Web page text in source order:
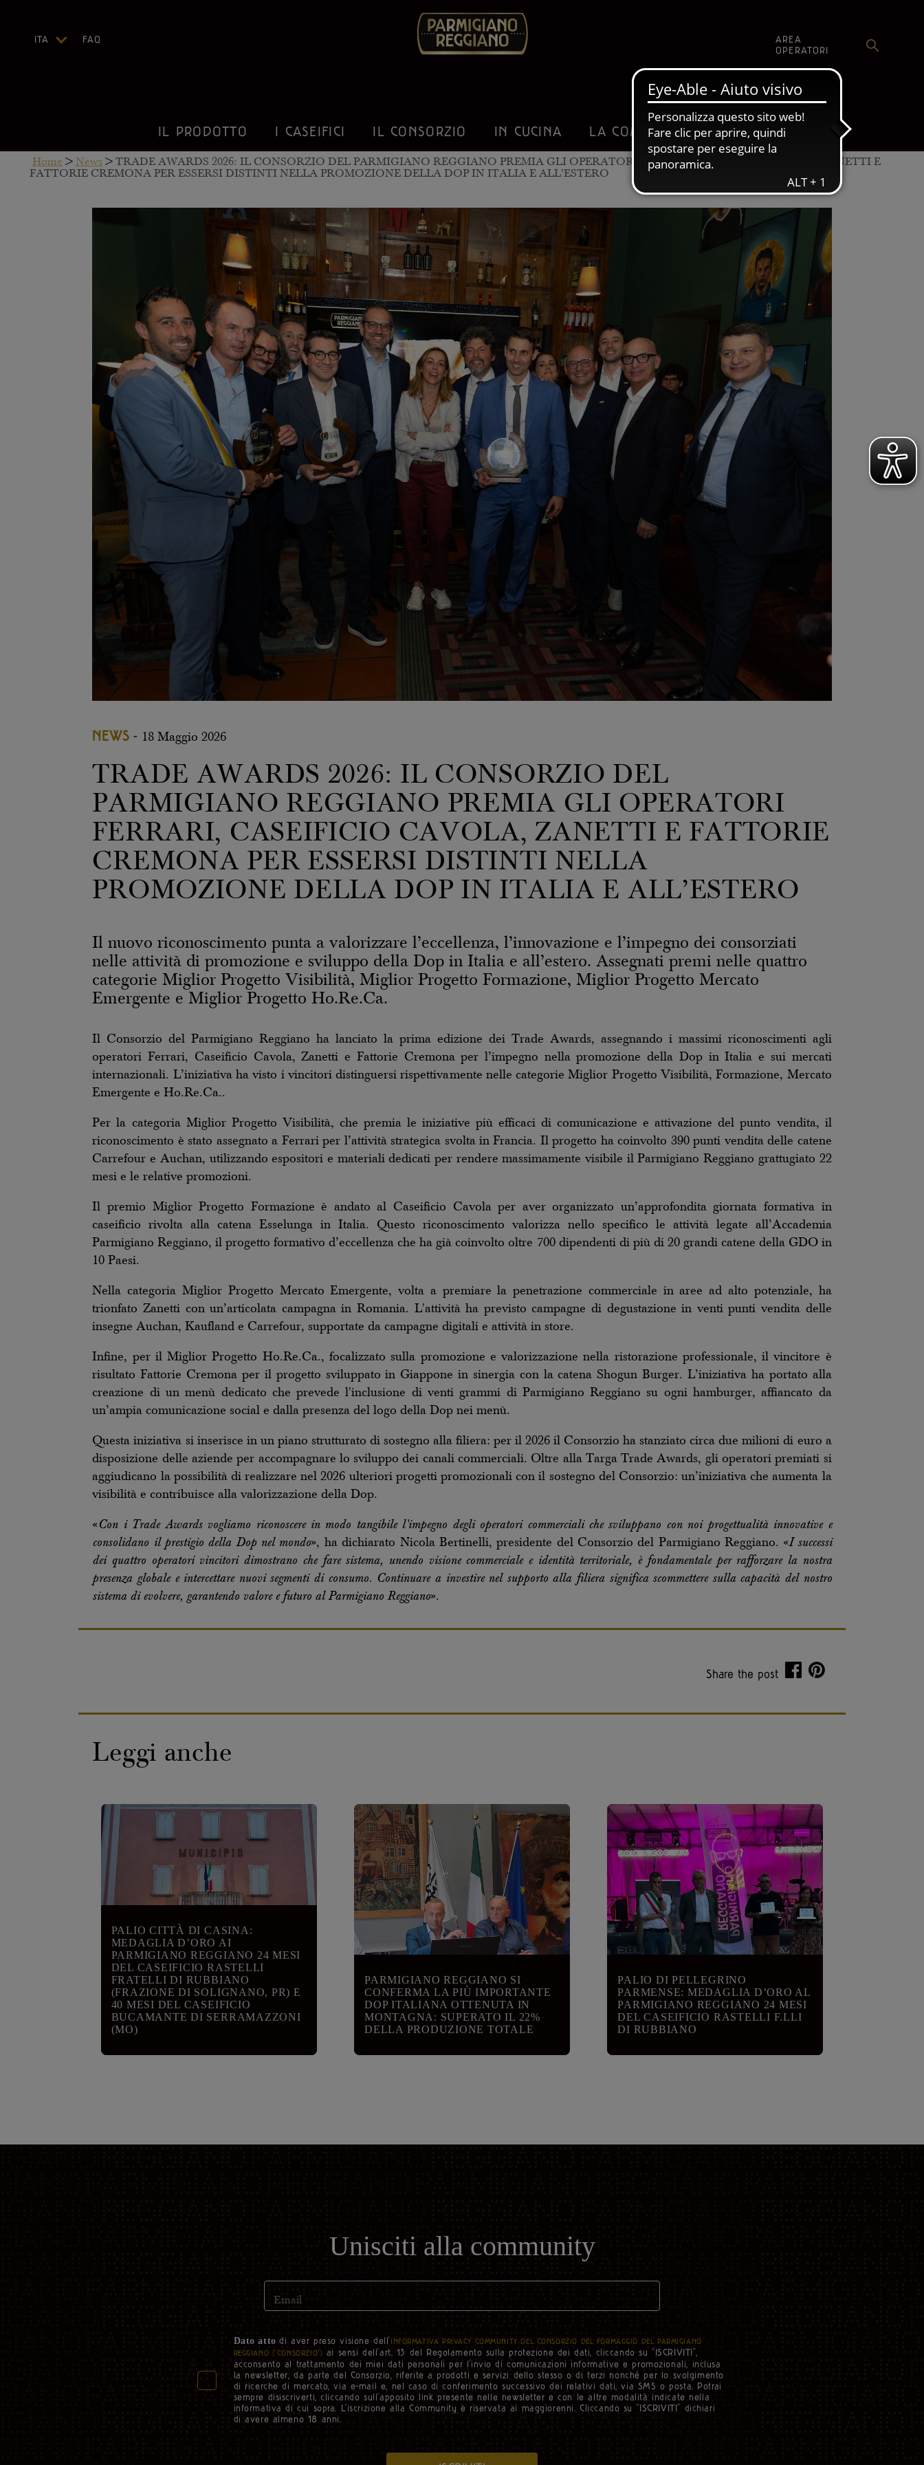
IL PRODOTTO I CASEIFICI IL CONSORZIO IN CUCINA LA COMUNICAZIONE SHOP
ITA
FAQ
AREA
OPERATORI
Home > News > TRADE AWARDS 2026: IL CONSORZIO DEL PARMIGIANO REGGIANO PREMIA GLI OPERATORI FERRARI, CASEIFICIO CAVOLA, ZANETTI E
FATTORIE CREMONA PER ESSERSI DISTINTI NELLA PROMOZIONE DELLA DOP IN ITALIA E ALL’ESTERO
NEWS - 18 Maggio 2026
TRADE AWARDS 2026: IL CONSORZIO DEL
PARMIGIANO REGGIANO PREMIA GLI OPERATORI
FERRARI, CASEIFICIO CAVOLA, ZANETTI E FATTORIE
CREMONA PER ESSERSI DISTINTI NELLA
PROMOZIONE DELLA DOP IN ITALIA E ALL’ESTERO
Il nuovo riconoscimento punta a valorizzare l’eccellenza, l’innovazione e l’impegno dei consorziati
nelle attività di promozione e sviluppo della Dop in Italia e all’estero. Assegnati premi nelle quattro
categorie Miglior Progetto Visibilità, Miglior Progetto Formazione, Miglior Progetto Mercato
Emergente e Miglior Progetto Ho.Re.Ca.
Il Consorzio del Parmigiano Reggiano ha lanciato la prima edizione dei Trade Awards, assegnando i massimi riconoscimenti agli
operatori Ferrari, Caseificio Cavola, Zanetti e Fattorie Cremona per l’impegno nella promozione della Dop in Italia e sui mercati
internazionali. L’iniziativa ha visto i vincitori distinguersi rispettivamente nelle categorie Miglior Progetto Visibilità, Formazione, Mercato
Emergente e Ho.Re.Ca..
Per la categoria Miglior Progetto Visibilità, che premia le iniziative più efficaci di comunicazione e attivazione del punto vendita, il
riconoscimento è stato assegnato a Ferrari per l’attività strategica svolta in Francia. Il progetto ha coinvolto 390 punti vendita delle catene
Carrefour e Auchan, utilizzando espositori e materiali dedicati per rendere massimamente visibile il Parmigiano Reggiano grattugiato 22
mesi e le relative promozioni.
Il premio Miglior Progetto Formazione è andato al Caseificio Cavola per aver organizzato un’approfondita giornata formativa in
caseificio rivolta alla catena Esselunga in Italia. Questo riconoscimento valorizza nello specifico le attività legate all’Accademia
Parmigiano Reggiano, il progetto formativo d’eccellenza che ha già coinvolto oltre 700 dipendenti di più di 20 grandi catene della GDO in
10 Paesi.
Nella categoria Miglior Progetto Mercato Emergente, volta a premiare la penetrazione commerciale in aree ad alto potenziale, ha
trionfato Zanetti con un’articolata campagna in Romania. L'attività ha previsto campagne di degustazione in venti punti vendita delle
insegne Auchan, Kaufland e Carrefour, supportate da campagne digitali e attività in store.
Infine, per il Miglior Progetto Ho.Re.Ca., focalizzato sulla promozione e valorizzazione nella ristorazione professionale, il vincitore è
risultato Fattorie Cremona per il progetto sviluppato in Giappone in sinergia con la catena Shogun Burger. L’iniziativa ha portato alla
creazione di un menù dedicato che prevede l'inclusione di venti grammi di Parmigiano Reggiano su ogni hamburger, affiancato da
un’ampia comunicazione social e dalla presenza del logo della Dop nei menù.
Questa iniziativa si inserisce in un piano strutturato di sostegno alla filiera: per il 2026 il Consorzio ha stanziato circa due milioni di euro a
disposizione delle aziende per accompagnare lo sviluppo dei canali commerciali. Oltre alla Targa Trade Awards, gli operatori premiati si
aggiudicano la possibilità di realizzare nel 2026 ulteriori progetti promozionali con il sostegno del Consorzio: un’iniziativa che aumenta la
visibilità e contribuisce alla valorizzazione della Dop.
«Con i Trade Awards vogliamo riconoscere in modo tangibile l'impegno degli operatori commerciali che sviluppano con noi progettualità innovative e
consolidano il prestigio della Dop nel mondo», ha dichiarato Nicola Bertinelli, presidente del Consorzio del Parmigiano Reggiano. «I successi
dei quattro operatori vincitori dimostrano che fare sistema, unendo visione commerciale e identità territoriale, è fondamentale per rafforzare la nostra
presenza globale e intercettare nuovi segmenti di consumo. Continuare a investire nel supporto alla filiera significa scommettere sulla capacità del nostro
sistema di evolvere, garantendo valore e futuro al Parmigiano Reggiano».
Share the post
Leggi anche
PALIO CITTÀ DI CASINA:
MEDAGLIA D’ORO AI
PARMIGIANO REGGIANO 24 MESI
DEL CASEIFICIO RASTELLI
FRATELLI DI RUBBIANO
(FRAZIONE DI SOLIGNANO, PR) E
40 MESI DEL CASEIFICIO
BUCAMANTE DI SERRAMAZZONI
(MO)
PARMIGIANO REGGIANO SI
CONFERMA LA PIÙ IMPORTANTE
DOP ITALIANA OTTENUTA IN
MONTAGNA: SUPERATO IL 22%
DELLA PRODUZIONE TOTALE
PALIO DI PELLEGRINO
PARMENSE: MEDAGLIA D’ORO AL
PARMIGIANO REGGIANO 24 MESI
DEL CASEIFICIO RASTELLI F.LLI
DI RUBBIANO
Unisciti alla community
Email
Dato attodi aver preso visione dell' INFORMATIVA PRIVACY COMMUNITY DEL CONSORZIO DEL FORMAGGIO DEL PARMIGIANO
REGGIANO (“CONSORZIO”) ai sensi dell'art. 13 del Regolamento sulla protezione dei dati, cliccando su “ISCRIVITI”,
acconsento al trattamento dei miei dati personali per l’invio di comunicazioni informative e promozionali, inclusa
la newsletter, da parte del Consorzio, riferite a prodotti e servizi dello stesso o di terzi nonché per lo svolgimento
di ricerche di mercato, via e-mail e, nel caso di conferimento successivo dei relativi dati, via SMS o posta. Potrai
sempre disiscriverti, cliccando sull’apposito link presente nelle newsletter e con le altre modalità indicate nella
informativa di cui sopra. L’iscrizione alla Community è riservata ai maggiorenni. Cliccando su “ISCRIVITI” dichiari
di avere almeno 18 anni.